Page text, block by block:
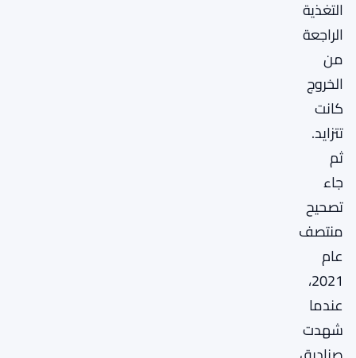
التغذية
الراجعة
من
الخروج
كانت
تتزايد.
ثم
جاء
تصحيح
منتصف
عام
2021،
عندما
شهدت